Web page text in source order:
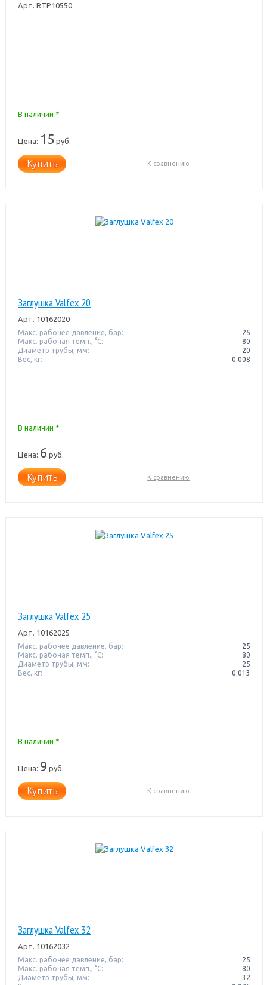
Арт. RTP10550
В наличии *
Цена: 15 руб.
Купить К сравнению
Заглушка Valfex 20
Арт. 10162020
Макс. рабочее давление, бар:
25
Макс. рабочая темп., °С:
80
Диаметр трубы, мм:
20
Вес, кг:
0.008
В наличии *
Цена: 6 руб.
Купить К сравнению
Заглушка Valfex 25
Арт. 10162025
Макс. рабочее давление, бар:
25
Макс. рабочая темп., °С:
80
Диаметр трубы, мм:
25
Вес, кг:
0.013
В наличии *
Цена: 9 руб.
Купить К сравнению
Заглушка Valfex 32
Арт. 10162032
Макс. рабочее давление, бар:
25
Макс. рабочая темп., °С:
80
Диаметр трубы, мм:
32